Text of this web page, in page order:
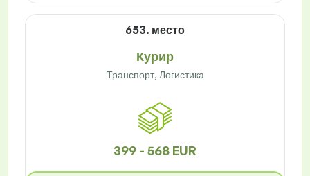
653. место
Курир
Транспорт, Логистика
399 - 568 EUR